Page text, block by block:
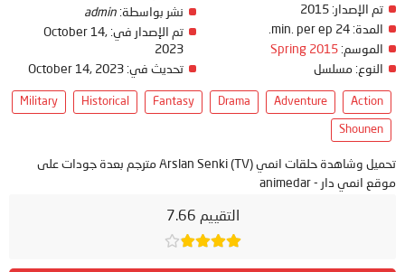
التقييم 7.66
تم الإصدار:
المدة:
الموسم: Spring 2015
النوع: مسلسل
نشر بواسطة: admin
تم الإصدار في: October 14,
2023
تحديث في: October 14, 2023
Action
Adventure
Drama
Fantasy
Historical
Military
Shounen
تحميل وشاهدة حلقات انمي Arslan Senki (TV) مترجم بعدة جودات على
موقع انمي دار - animedar